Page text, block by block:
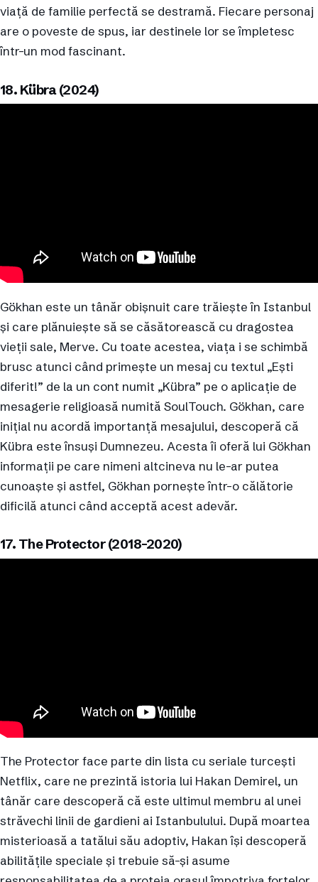
viață de familie perfectă se destramă. Fiecare personaj
are o poveste de spus, iar destinele lor se împletesc
într-un mod fascinant.
18. Kübra (2024)
Gökhan este un tânăr obișnuit care trăiește în Istanbul
și care plănuiește să se căsătorească cu dragostea
vieții sale, Merve. Cu toate acestea, viața i se schimbă
brusc atunci când primește un mesaj cu textul „Ești
diferit!” de la un cont numit „Kübra” pe o aplicație de
mesagerie religioasă numită SoulTouch. Gökhan, care
inițial nu acordă importanță mesajului, descoperă că
Kübra este însuși Dumnezeu. Acesta îi oferă lui Gökhan
informații pe care nimeni altcineva nu le-ar putea
cunoaște și astfel, Gökhan pornește într-o călătorie
dificilă atunci când acceptă acest adevăr.
17. The Protector (2018-2020)
The Protector face parte din lista cu seriale turcești
Netflix, care ne prezintă istoria lui Hakan Demirel, un
tânăr care descoperă că este ultimul membru al unei
străvechi linii de gardieni ai Istanbulului. După moartea
misterioasă a tatălui său adoptiv, Hakan își descoperă
abilitățile speciale și trebuie să-și asume